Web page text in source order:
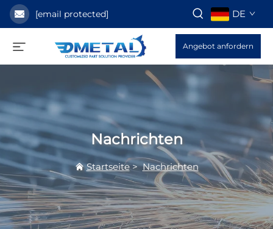
[email protected] DE
Angebot anfordern
Nachrichten
Startseite>Nachrichten